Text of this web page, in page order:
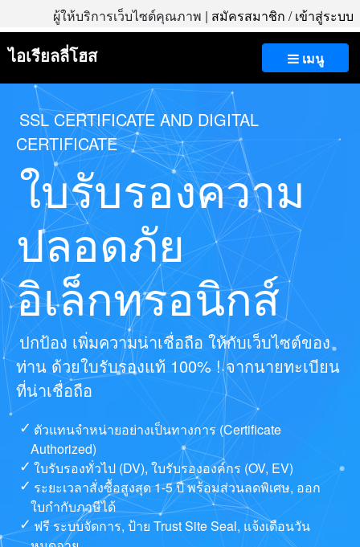
ผู้ให้บริการเว็บไซต์คุณภาพ | สมัครสมาชิก /เข้าสู่ระบบ
เมนู
ไอเรียลลี่โฮส
SSL CERTIFICATE AND DIGITAL
CERTIFICATE
ใบรับรองความ
ปลอดภัย
อิเล็กทรอนิกส์
ปกป้อง เพิ่มความน่าเชื่อถือ ให้กับเว็บไซต์ของ
ท่าน ด้วยใบรับรองแท้ 100% ! จากนายทะเบียน
ที่น่าเชื่อถือ
ตัวแทนจำหน่ายอย่างเป็นทางการ (Certificate
Authorized)
ใบรับรองทั่วไป (DV), ใบรับรององค์กร (OV, EV)
ระยะเวลาสั่งซื้อสูงสุด 1-5 ปี พร้อมส่วนลดพิเศษ, ออก
ใบกำกับภาษีได้
ฟรี ระบบจัดการ, ป้าย Trust Site Seal, แจ้งเตือนวัน